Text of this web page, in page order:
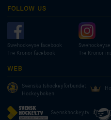
FOLLOW US
Swehockeyse facebook
Tre Kronor facebook
Tre Kronor
WEB
Svenska Ishockeyförbundet
Hockeyboken
Svenskhockey.tv